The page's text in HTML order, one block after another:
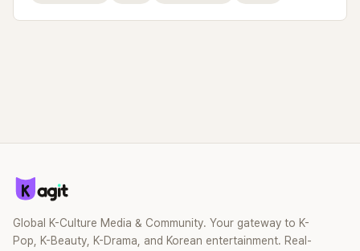
Global K-Culture Media & Community. Your gateway to K-
Pop, K-Beauty, K-Drama, and Korean entertainment. Real-